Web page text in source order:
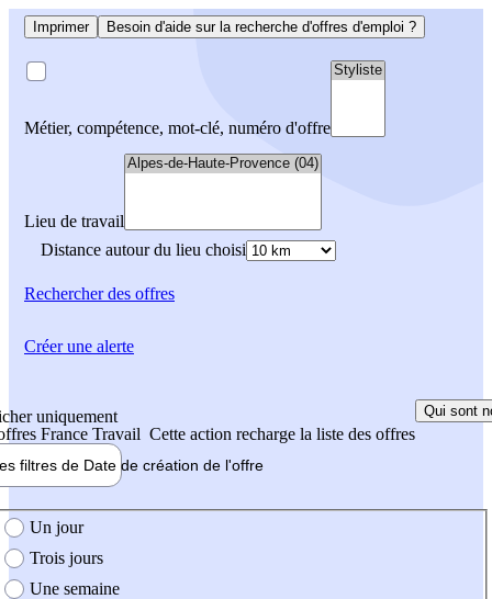
Imprimer Besoin d'aide sur la recherche d'offres d'emploi ?
Métier, compétence, mot-clé, numéro d'offre
Lieu de travail
Distance autour du lieu choisi
Rechercherdes offres
uniquement
France Travail Cette action recharge la liste des offres
Qui sont
filtres de Date de création de l'offre
création de l'offre
Un jour
Trois jours
Une semaine
Créer une alerte